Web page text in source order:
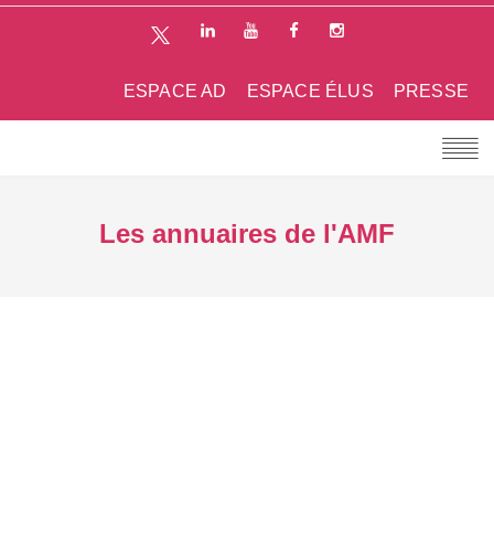
PRESSE
ESPACE ÉLUS
ESPACE AD
Les annuaires de l'AMF